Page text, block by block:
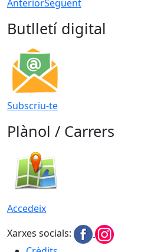
AnteriorSegüent
Butlletí digital
Subscriu-te
Plànol / Carrers
Accedeix
Xarxes socials: